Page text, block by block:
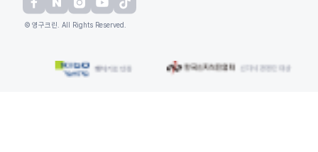
© 영구크린. All Rights Reserved.